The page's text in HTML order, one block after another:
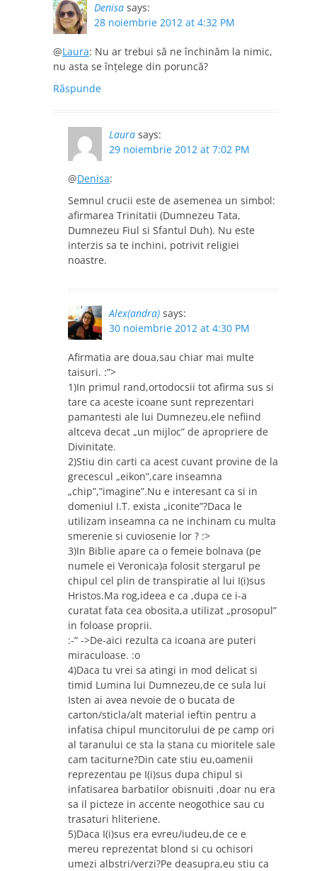
Denisa says:
28 noiembrie 2012 at 4:32 PM
@Laura: Nu ar trebui să ne închinăm la nimic,
nu asta se înţelege din poruncă?
Răspunde
Laura says:
29 noiembrie 2012 at 7:02 PM
@Denisa:
Semnul crucii este de asemenea un simbol:
afirmarea Trinitatii (Dumnezeu Tata,
Dumnezeu Fiul si Sfantul Duh). Nu este
interzis sa te inchini, potrivit religiei
noastre.
Alex(andra) says:
30 noiembrie 2012 at 4:30 PM
Afirmatia are doua,sau chiar mai multe
taisuri. :”>
1)In primul rand,ortodocsii tot afirma sus si
tare ca aceste icoane sunt reprezentari
pamantesti ale lui Dumnezeu,ele nefiind
altceva decat „un mijloc” de apropriere de
Divinitate.
2)Stiu din carti ca acest cuvant provine de la
grecescul „eikon”,care inseamna
„chip”,”imagine”.Nu e interesant ca si in
domeniul I.T. exista „iconite”?Daca le
utilizam inseamna ca ne inchinam cu multa
smerenie si cuviosenie lor ? :>
3)In Biblie apare ca o femeie bolnava (pe
numele ei Veronica)a folosit stergarul pe
chipul cel plin de transpiratie al lui I(i)sus
Hristos.Ma rog,ideea e ca ,dupa ce i-a
curatat fata cea obosita,a utilizat „prosopul”
in foloase proprii.
:-” ->De-aici rezulta ca icoana are puteri
miraculoase. :o
4)Daca tu vrei sa atingi in mod delicat si
timid Lumina lui Dumnezeu,de ce sula lui
Isten ai avea nevoie de o bucata de
carton/sticla/alt material ieftin pentru a
infatisa chipul muncitorului de pe camp ori
al taranului ce sta la stana cu mioritele sale
cam taciturne?Din cate stiu eu,oamenii
reprezentau pe I(i)sus dupa chipul si
infatisarea barbatilor obisnuiti ,doar nu era
sa il picteze in accente neogothice sau cu
trasaturi hliteriene.
5)Daca I(i)sus era evreu/iudeu,de ce e
mereu reprezentat blond si cu ochisori
umezi albstri/verzi?Pe deasupra,eu stiu ca